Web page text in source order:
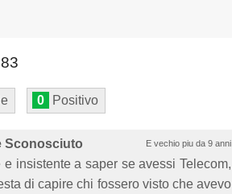
0 Positivo
E vechio piu da 9 anni
Sconosciuto
insistente a saper se avessi Telecom,
di capire chi fossero visto che avevo